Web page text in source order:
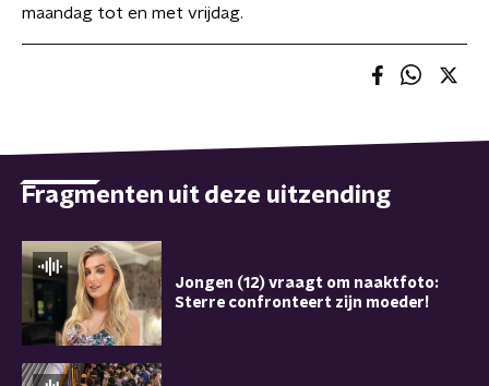
maandag tot en met vrijdag.
Fragmenten uit deze uitzending
Jongen (12) vraagt om naaktfoto:
Sterre confronteert zijn moeder!